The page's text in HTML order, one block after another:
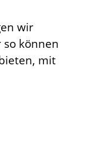
wir
können
mit